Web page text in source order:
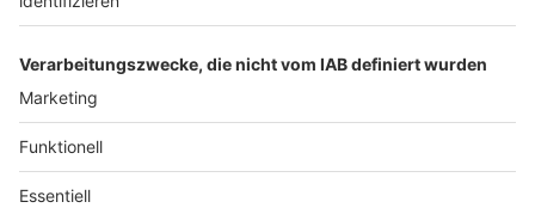
ausschlaggebend.
Anzeige